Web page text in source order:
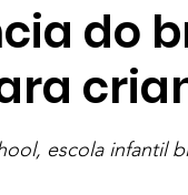
| SchoolAdvisor
do
escola infantil